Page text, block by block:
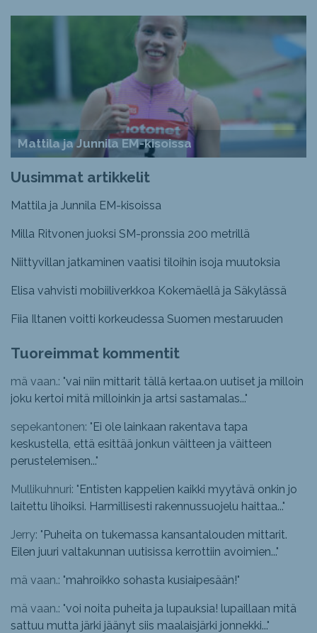
Mattila ja Junnila EM-kisoissa
Uusimmat artikkelit
Mattila ja Junnila EM-kisoissa
Milla Ritvonen juoksi SM-pronssia 200 metrillä
Niittyvillan jatkaminen vaatisi tiloihin isoja muutoksia
Elisa vahvisti mobiiliverkkoa Kokemäellä ja Säkylässä
Fiia Iltanen voitti korkeudessa Suomen mestaruuden
Tuoreimmat kommentit
mä vaan.: "vai niin mittarit tällä kertaa.on uutiset ja milloin
joku kertoi mitä milloinkin ja artsi sastamalas..."
sepekantonen: "Ei ole lainkaan rakentava tapa
keskustella, että esittää jonkun väitteen ja väitteen
perustelemisen..."
Mullikuhnuri: "Entisten kappelien kaikki myytävä onkin jo
laitettu lihoiksi. Harmillisesti rakennussuojelu haittaa..."
Jerry: "Puheita on tukemassa kansantalouden mittarit.
Eilen juuri valtakunnan uutisissa kerrottiin avoimien..."
mä vaan.: "mahroikko sohasta kusiaipesään!"
mä vaan.: "voi noita puheita ja lupauksia! lupaillaan mitä
sattuu mutta järki jäänyt siis maalaisjärki jonnekki..."